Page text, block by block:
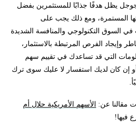
يظل هدفًا جذابًا للمستثمرين بفضل
المستمرة، ومع ذلك يجب على
في السوق التكنولوجي والمنافسة الشديدة
وإيجاد الفرص المرتبطة بالاستثمار،
التي قد تساعدك في تقييم سهم
إن كان لديك استفسار لا عليك سوى ترك
مقالنا عن: الأسهم الأمريكية حلال أم
فيها!